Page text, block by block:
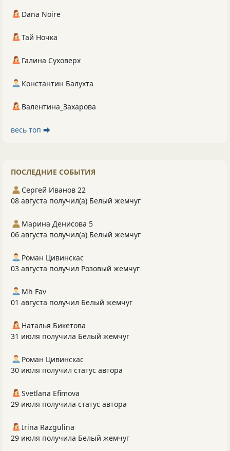
Dana Noire
Тай Ночка
Галина Суховерх
Константин Балухта
Валентина_Захарова
весь топ ⮕
ПОСЛЕДНИЕ СОБЫТИЯ
Сергей Иванов 22
08 августа получил(а) Белый жемчуг
Марина Денисова 5
06 августа получил(а) Белый жемчуг
Роман Цивинскас
03 августа получил Розовый жемчуг
Mh Fav
01 августа получил Белый жемчуг
Наталья Бикетова
31 июля получила Белый жемчуг
Роман Цивинскас
30 июля получил статус автора
Svetlana Efimova
29 июля получила статус автора
Irina Razgulina
29 июля получила Белый жемчуг